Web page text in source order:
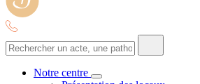
Notre centre